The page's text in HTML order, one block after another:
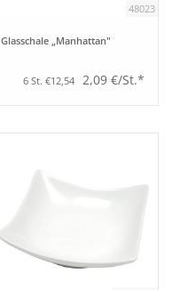
48023
Glasschale „Manhattan"
6 St. €12,54 2,09 €/St.*